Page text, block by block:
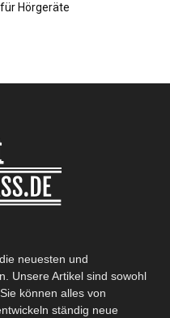
Hörgeräte
neuesten und
Unsere Artikel sind sowohl
können alles von
ständig neue